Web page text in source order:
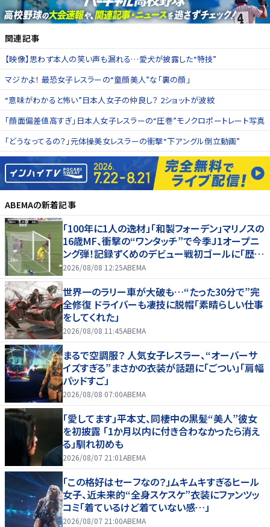
関連記事
【映像】思わず本人の笑い声も漏れる…愛犬が披露した“特技”
マジかよ！ 最恐女子レスラーの“童顔美人”な「裏の顔」
“意味がわかると怖い”日本人女子の仲良し？ 2ショットが波紋
「顔面偏差値高すぎ」日本人女子レスラーの“圧巻”モノクロポートレート写真
「どうなってるの？」元体操美女レスラーの衝撃“下アングル倒立動画”
ABEMAの新着記事
「100年に1人の逸材」「和製フォーデン」マリノスの
16歳MF、衝撃の“ワンタッチ”で今季J1オープニ
ング弾！記録ずくめのデビュー戦初ゴールに「歴史
を作りよった」
2026/08/08 12:25ABEMA
世界一のラリー車が大破も…“たった30分で”完
全修復 ドライバーも凄技に脱帽「素晴らしい仕事
をしてくれた」
2026/08/08 11:45ABEMA
まるで空調服？ 人気女子レスラー、“オーバーサ
イズすぎる”まさかの衣装が話題に「ごつい」「肩幅
パッドすご」
2026/08/08 07:00ABEMA
「愛してます」平本丈、同棲中の黒髪“美人”彼女
を初披露 「1か月以内に付き合わなかったら消え
る」馴れ初めも
2026/08/07 21:01ABEMA
「この格好はセーフなの？」ムキムキすぎるヒール
女子、近未来的“全身スケスケ”衣装にファンツッ
コミ「着ているけど着ていない感…」
2026/08/07 21:00ABEMA